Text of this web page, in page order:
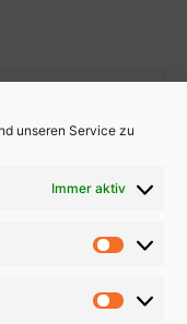
unseren Service zu
Immer aktiv